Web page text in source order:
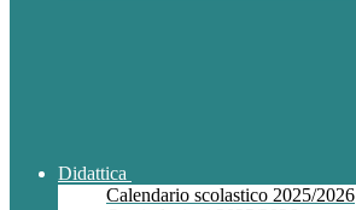
Didattica
Calendario scolastico 2025/2026